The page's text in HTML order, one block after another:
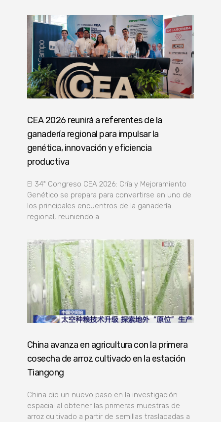
CEA 2026 reunirá a referentes de la
ganadería regional para impulsar la
genética, innovación y eficiencia
productiva
El 34º Congreso CEA 2026: Cría y Mejoramiento
Genético se prepara para convertirse en uno de
los principales encuentros de la ganadería
regional, reuniendo a
China avanza en agricultura con la primera
cosecha de arroz cultivado en la estación
Tiangong
China dio un nuevo paso en la investigación
espacial al obtener las primeras muestras de
arroz cultivado a partir de semillas trasladadas a